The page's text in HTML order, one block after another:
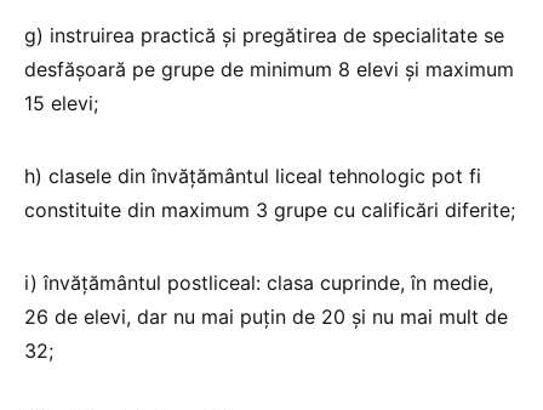
g) instruirea practică şi pregătirea de specialitate se
desfăşoară pe grupe de minimum 8 elevi şi maximum
15 elevi;
h) clasele din învăţământul liceal tehnologic pot fi
constituite din maximum 3 grupe cu calificări diferite;
i) învăţământul postliceal: clasa cuprinde, în medie,
26 de elevi, dar nu mai puţin de 20 şi nu mai mult de
32;